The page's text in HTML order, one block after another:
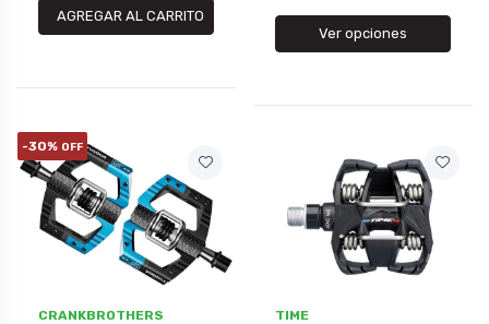
AGREGAR AL CARRITO
Ver opciones
-30% OFF
CRANKBROTHERS TIME